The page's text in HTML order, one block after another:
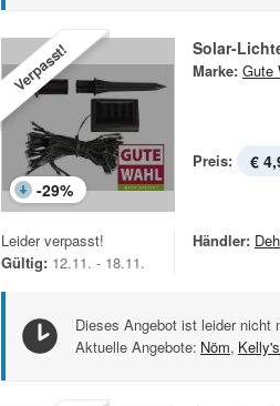
Verpasst!
-29%
Solar-
Marke: Gute
Preis: €
Leider verpasst!
Gültig: 12.11. - 18.11.
Händler:
Dieses Angebot ist leider nicht
Aktuelle Angebote: Nöm, Kelly's